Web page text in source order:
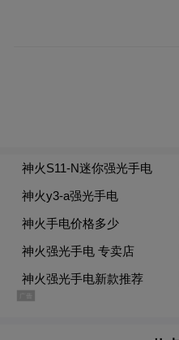
一方面，常态化开展
作者”等评选，广泛
“领头雁”作用。在新